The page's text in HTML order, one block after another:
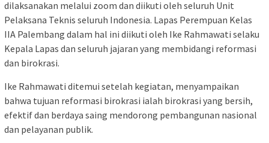
dilaksanakan melalui zoom dan diikuti oleh seluruh Unit
Pelaksana Teknis seluruh Indonesia. Lapas Perempuan Kelas
IIA Palembang dalam hal ini diikuti oleh Ike Rahmawati selaku
Kepala Lapas dan seluruh jajaran yang membidangi reformasi
dan birokrasi.
Ike Rahmawati ditemui setelah kegiatan, menyampaikan
bahwa tujuan reformasi birokrasi ialah birokrasi yang bersih,
efektif dan berdaya saing mendorong pembangunan nasional
dan pelayanan publik.